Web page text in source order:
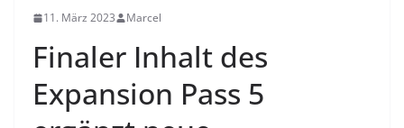
11. März 2023 Marcel
Finaler Inhalt des
Expansion Pass 5